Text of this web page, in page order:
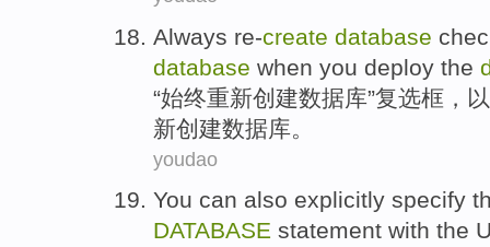
Always re-create database
database when you deploy the
“始终重新创建数据库”复选框 ，
新创建数据库。
youdao
You can also explicitly specify
DATABASE statement with the